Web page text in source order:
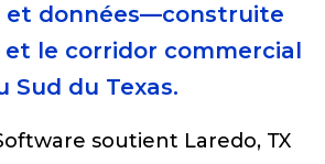
et données—construite
et le corridor commercial
Sud du Texas.
soutient Laredo, TX